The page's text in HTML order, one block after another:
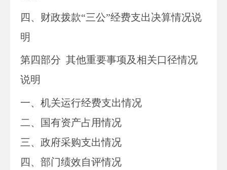
四、财政拨款“三公”经费支出决算情况说
明
第四部分 其他重要事项及相关口径情况
说明
一、 机关运行经费支出情况
二、
国有资产占用情况
三、 政府采购支出情况
四、 部门绩效自评情况